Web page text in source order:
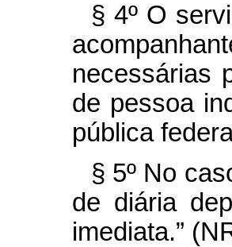
§ 4º O
necessárias
de pessoa
pública
§ 5º No
de diária
imediata.”